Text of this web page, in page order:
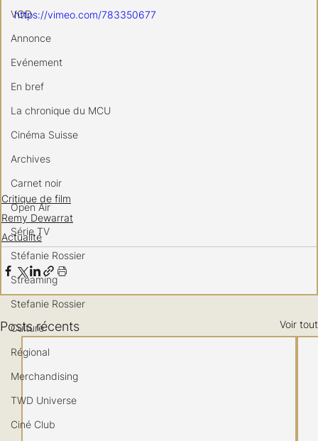
VOD
Annonce
Evénement
En bref
La chronique du MCU
Cinéma Suisse
Archives
Carnet noir
Open Air
Série TV
Stéfanie Rossier
Streaming
Stefanie Rossier
Culture
Régional
Merchandising
TWD Universe
Ciné Club
https://vimeo.com/783350677
Critique de film
Remy Dewarrat
Actualité
Posts récents Voir tout